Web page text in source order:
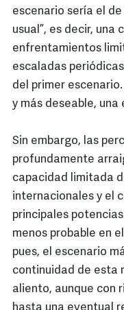
escenario sería el de
usual”, es decir,
enfrentamientos
escaladas
del primer
y más deseable,
Sin embargo, las
profundamente
capacidad limitada
internacionales y el
principales
menos probable en
pues, el escenario
continuidad de esta
aliento, aunque con